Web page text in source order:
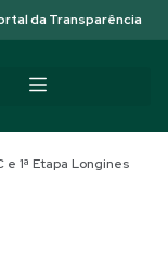
da Transparência
e 1ª Etapa Longines